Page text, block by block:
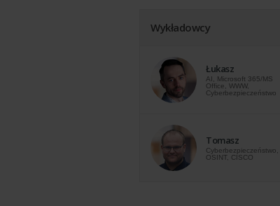
Wykładowcy
Łukasz
AI, Microsoft 365/MS
Office, WWW,
Cyberbezpieczeństwo
Tomasz
Cyberbezpieczeństwo,
OSINT, CISCO